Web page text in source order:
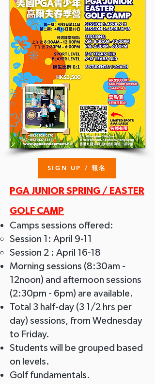
SIGN UP / 報名
PGA JUNIOR SPRING / EASTER
GOLF CAMP
Camps sessions offered:
Session 1: April 9-11
Session 2 : April 16-18
Morning sessions (8:30am -
12noon) and afternoon sessions
(2:30pm - 6pm) are available.
Total 3 half-day (3 1/2 hrs per
day) sessions, from Wednesday
to Friday.
Students will be grouped based
on levels.
Golf fundamentals.